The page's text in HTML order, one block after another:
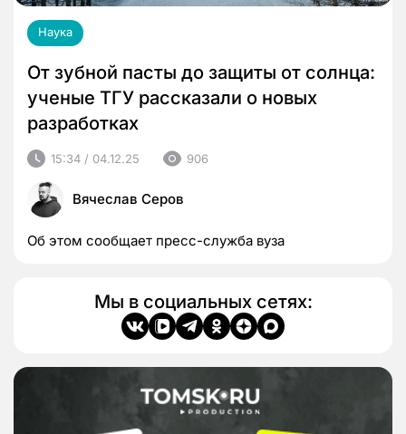
Наука
От зубной пасты до защиты от солнца:
ученые ТГУ рассказали о новых
разработках
15:34 / 04.12.25 906
Вячеслав Серов
Об этом сообщает пресс-служба вуза
Мы в социальных сетях: